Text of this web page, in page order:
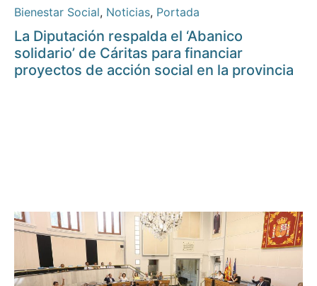
Bienestar Social, Noticias, Portada
La Diputación respalda el ‘Abanico
solidario’ de Cáritas para financiar
proyectos de acción social en la provincia